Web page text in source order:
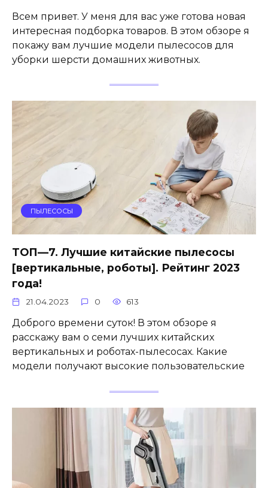
Всем привет. У меня для вас уже готова новая
интересная подборка товаров. В этом обзоре я
покажу вам лучшие модели пылесосов для
уборки шерсти домашних животных.
ПЫЛЕСОСЫ
ТОП—7. Лучшие китайские пылесосы
[вертикальные, роботы]. Рейтинг 2023
года!
21.04.2023 0 613
Доброго времени суток! В этом обзоре я
расскажу вам о семи лучших китайских
вертикальных и роботах-пылесосах. Какие
модели получают высокие пользовательские